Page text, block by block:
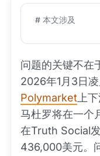
# 本文涉及
问题的关键不在
2026年1月3日
Polymarket 上
马杜罗将在一个
在Truth Social
436,000美元。